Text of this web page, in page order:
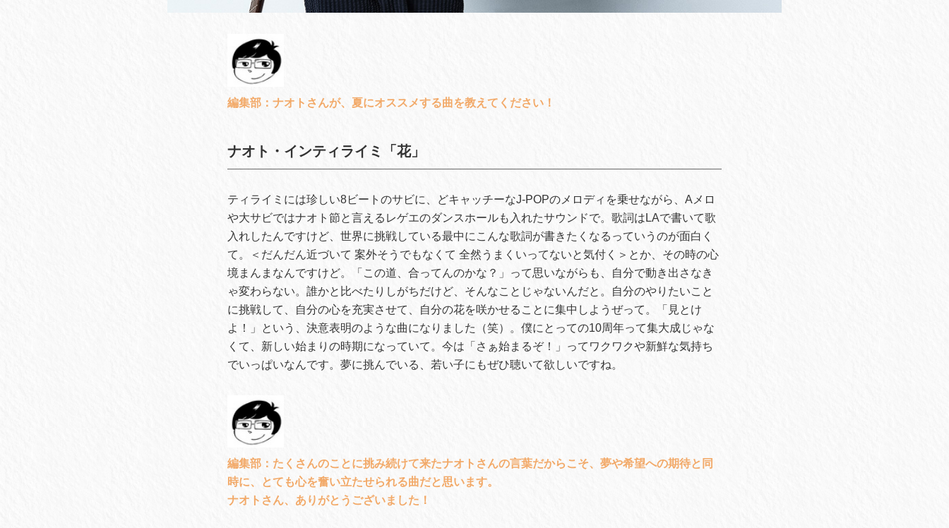
編集部：ナオトさんが、夏にオススメする曲を教えてください！
ナオト・インティライミ「花」
ティライミには珍しい8ビートのサビに、どキャッチーなJ-POPのメロディを乗せながら、Aメロ
や大サビではナオト節と言えるレゲエのダンスホールも入れたサウンドで。歌詞はLAで書いて歌
入れしたんですけど、世界に挑戦している最中にこんな歌詞が書きたくなるっていうのが面白く
て。＜だんだん近づいて 案外そうでもなくて 全然うまくいってないと気付く＞とか、その時の心
境まんまなんですけど。「この道、合ってんのかな？」って思いながらも、自分で動き出さなき
ゃ変わらない。誰かと比べたりしがちだけど、そんなことじゃないんだと。自分のやりたいこと
に挑戦して、自分の心を充実させて、自分の花を咲かせることに集中しようぜって。「見とけ
よ！」という、決意表明のような曲になりました（笑）。僕にとっての10周年って集大成じゃな
くて、新しい始まりの時期になっていて。今は「さぁ始まるぞ！」ってワクワクや新鮮な気持ち
でいっぱいなんです。夢に挑んでいる、若い子にもぜひ聴いて欲しいですね。
編集部：たくさんのことに挑み続けて来たナオトさんの言葉だからこそ、夢や希望への期待と同
時に、とても心を奮い立たせられる曲だと思います。
ナオトさん、ありがとうございました！